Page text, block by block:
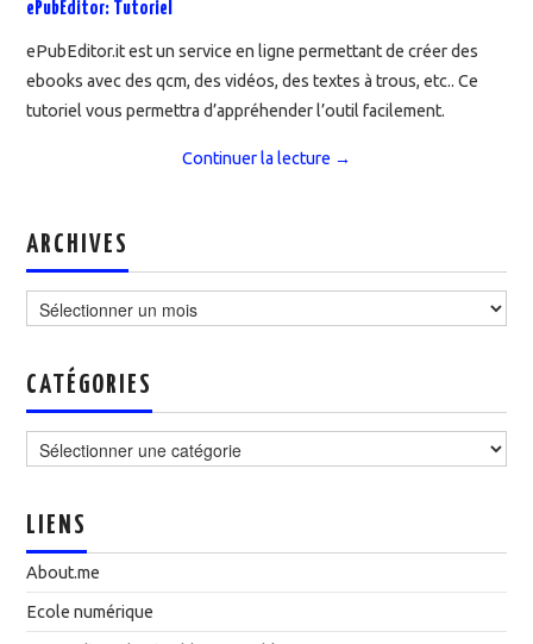
ePubEditor: Tutoriel
ePubEditor.it est un service en ligne permettant de créer des
ebooks avec des qcm, des vidéos, des textes à trous, etc.. Ce
tutoriel vous permettra d’appréhender l’outil facilement.
Continuer la lecture →
ARCHIVES
CATÉGORIES
LIENS
About.me
Ecole numérique